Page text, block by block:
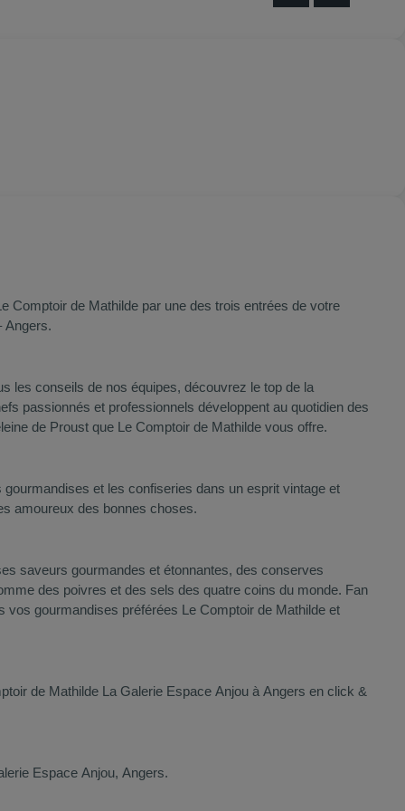
Comptoir de Mathilde par une des trois entrées de votre
Angers.
les conseils de nos équipes, découvrez le top de la
passionnés et professionnels développent au quotidien des
de Proust que Le Comptoir de Mathilde vous offre.
et les confiseries dans un esprit vintage et
amoureux des bonnes choses.
saveurs gourmandes et étonnantes, des conserves
des poivres et des sels des quatre coins du monde. Fan
vos gourmandises préférées Le Comptoir de Mathilde et
de Mathilde La Galerie Espace Anjou à Angers en click &
Espace Anjou, Angers.